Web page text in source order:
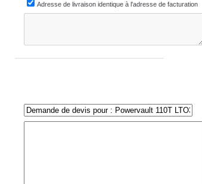
Adresse de livraison identique à l'adresse de facturation